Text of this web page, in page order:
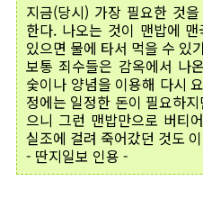
지금(당시) 가장 필요한 것
한다. 나오는 것이 맨밥에
있으면 물에 타서 먹을 수 있
보통 죄수들은 감옥에서 나
숯이나 양념을 이용해 다시
정에는 일정한 돈이 필요하
으니 그런 맨밥만으로 버티
실조에 걸려 죽어갔던 것도
- 딴지일보 인용 -